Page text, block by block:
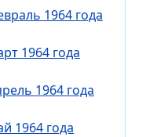
1964 года
1964 года
1964 года
1964 года